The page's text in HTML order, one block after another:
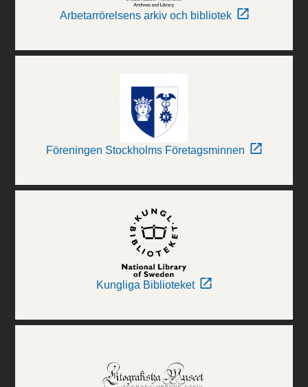
Arbetarrörelsens arkiv och bibliotek
Föreningen Stockholms Företagsminnen
Kungliga Biblioteket